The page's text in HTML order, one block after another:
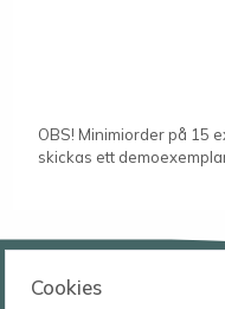
Cookies
OBS! Minimiorder på 15
skickas ett